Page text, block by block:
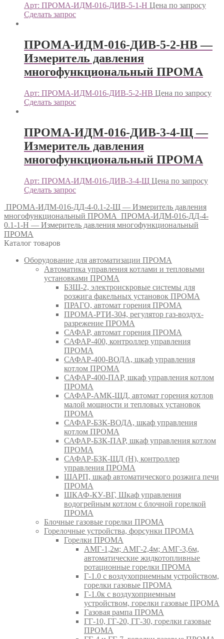
Арт: ПРОМА-ИДМ-016-ДИВ-5-1-Н Цена по запросу
Сделать запрос
ПРОМА-ИДМ-016-ДИВ-5-2-НВ —
Измеритель давления
многофункциональный ПРОМА
Арт: ПРОМА-ИДМ-016-ДИВ-5-2-НВ Цена по запросу
Сделать запрос
ПРОМА-ИДМ-016-ДИВ-3-4-Щ —
Измеритель давления
многофункциональный ПРОМА
Арт: ПРОМА-ИДМ-016-ДИВ-3-4-Щ Цена по запросу
Сделать запрос
ПРОМА-ИДМ-016-ДД-4-0.1-2-Щ — Измеритель давления
многофункциональный ПРОМА ПРОМА-ИДМ-016-ДД-4-
0.1-1-Н — Измеритель давления многофункциональный
ПРОМА
Каталог товаров
Оборудование для автоматизации ПРОМА
Автоматика управления котлами и тепловыми
установками ПРОМА
БЗШ-2, электроискровые системы для
розжига факельных установок ПРОМА
ПРАГО, автомат горения ПРОМА
ПРОМА-РТИ-304, регулятор газ-воздух-
разрежение ПРОМА
САФАР, автомат горения ПРОМА
САФАР-400, контроллер управления
ПРОМА
САФАР-400-ВОДА, шкаф управления
котлом ПРОМА
САФАР-400-ПАР, шкаф управления котлом
ПРОМА
САФАР-АМК-ЩД, автомат горения котлов
малой мощности и тепловых установок
ПРОМА
САФАР-БЗК-ВОДА, шкаф управления
котлом ПРОМА
САФАР-БЗК-ПАР, шкаф управления котлом
ПРОМА
САФАР-БЗК-ЩД (Н), контроллер
управления ПРОМА
ШАРП, шкаф автоматического розжига печи
ПРОМА
ШКАФ-КУ-ВГ, Шкаф управления
водогрейным котлом с блочной горелкой
ПРОМА
Блочные газовые горелки ПРОМА
Горелочные устройства, форсунки ПРОМА
Горелки ПРОМА
АМГ-1,2м; АМГ-2,4м; АМГ-3,6м,
автоматические жидкотопливные
ротационные горелки ПРОМА
Г-1.0 с воздухоприемным устройством,
горелки газовые ПРОМА
Г-1.0к с воздухоприемным
устройством, горелки газовые ПРОМА
Газовая рампа ПРОМА
ГГ-10, ГГ-20, ГГ-30, горелки газовые
ПРОМА